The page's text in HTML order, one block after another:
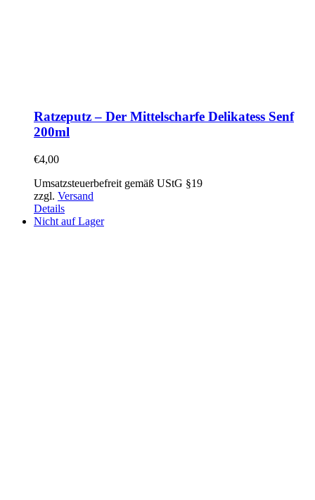
Ratzeputz – Der Mittelscharfe Delikatess Senf
200ml
€4,00
Umsatzsteuerbefreit gemäß UStG §19
zzgl. Versand
Details
Nicht auf Lager